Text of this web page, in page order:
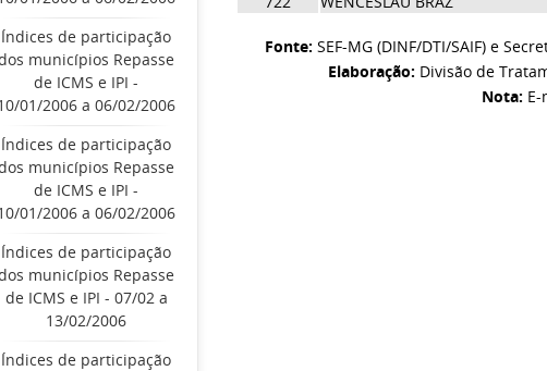
Índices de participação
municípios Repasse
de ICMS e IPI -
01/2006 a 06/02/2006
Índices de participação
municípios Repasse
de ICMS e IPI -
01/2006 a 06/02/2006
Índices de participação
municípios Repasse
de ICMS e IPI - 07/02 a
13/02/2006
Índices de participação
Fonte: SEF-MG (DINF/DTI/SAIF) e
Elaboração: Divisão de
Nota: